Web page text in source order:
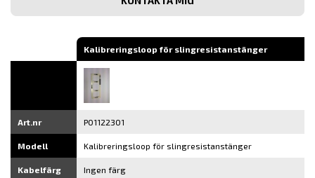
post
Kalibreringsloop för slingresistanstänger
Art.nr P01122301
Modell Kalibreringsloop för slingresistanstänger
Kabelfärg Ingen färg